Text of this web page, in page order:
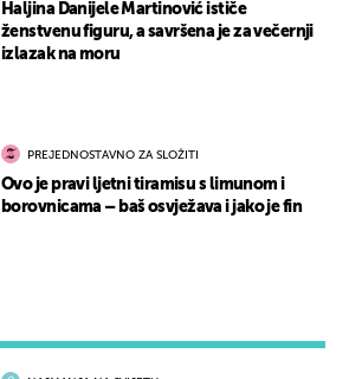
Haljina Danijele Martinović ističe
ženstvenu figuru, a savršena je za večernji
izlazak na moru
PREJEDNOSTAVNO ZA SLOŽITI
Ovo je pravi ljetni tiramisu s limunom i
borovnicama – baš osvježava i jako je fin